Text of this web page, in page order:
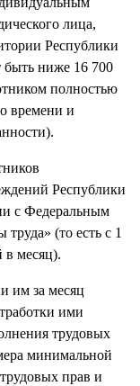
лица,
Республики
быть ниже 16 700
полностью
времени и
Республики
с Федеральным
(то есть с 1
в месяц).
им за месяц
ими
трудовых
минимальной
прав и